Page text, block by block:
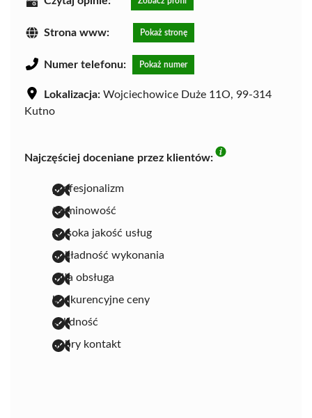
Strona www: Pokaż stronę
Numer telefonu: Pokaż numer
Lokalizacja: Wojciechowice Duże 11O, 99-314
Kutno
Najczęściej doceniane przez klientów:
profesjonalizm
terminowość
wysoka jakość usług
dokładność wykonania
miła obsługa
konkurencyjne ceny
solidność
dobry kontakt